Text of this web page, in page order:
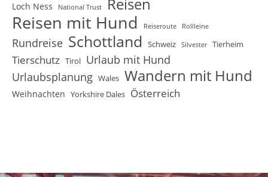
Loch Ness National Trust Reisen
Reisen mit Hund Reiseroute Rollleine
Rundreise Schottland Schweiz Silvester Tierheim
Tierschutz Tirol Urlaub mit Hund
Urlaubsplanung Wales Wandern mit Hund
Weihnachten Yorkshire Dales Österreich